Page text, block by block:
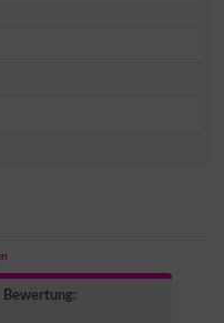
Bewertung: